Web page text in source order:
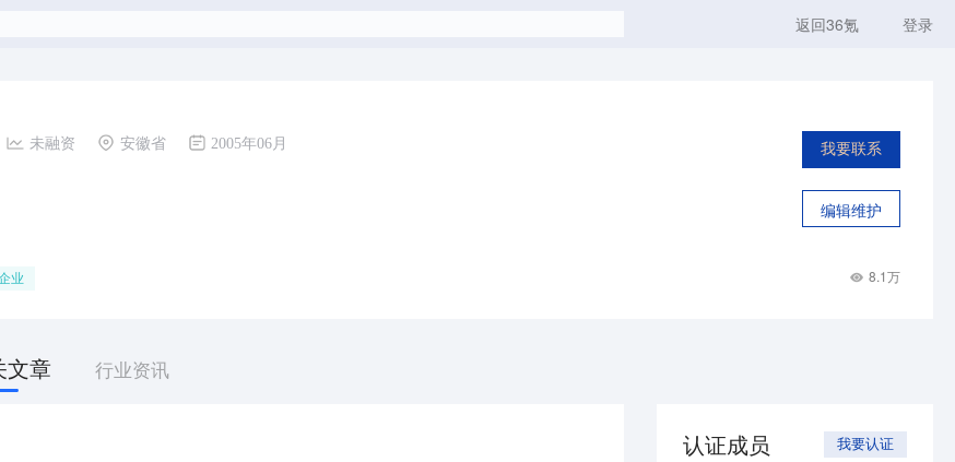
返回36氪 登录
未融资 安徽省 2005年06月 我要联系
编辑维护
业 8.1万
文章 行业资讯
认证成员 我要认证